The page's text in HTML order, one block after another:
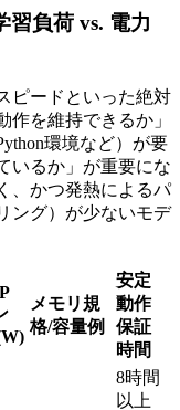
習負荷 vs. 電力
ピードといった絶対
を維持できるか」
環境など）が要
いるか」が重要にな
、かつ発熱によるパ
ング）が少ないモデ
メモリ規
格/容量例
安定
動作
保証
時間
8時間
以上